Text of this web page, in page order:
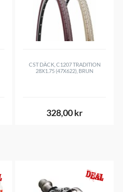
CST DÄCK, C1207 TRADITION
28X1.75 (47X622), BRUN
328,00 kr